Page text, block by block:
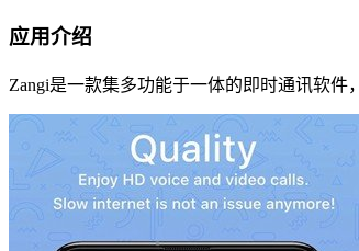
应用介绍
Zangi是一款集多功能于一体的即时通讯软件